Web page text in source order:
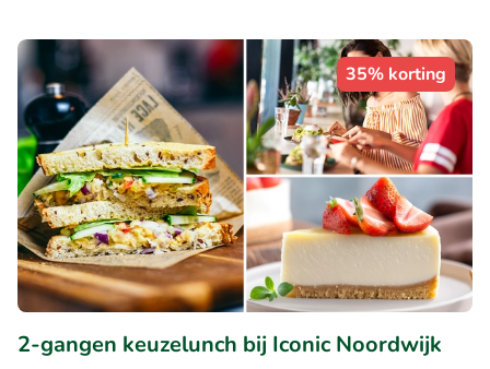
35% korting
2-gangen keuzelunch bij Iconic Noordwijk